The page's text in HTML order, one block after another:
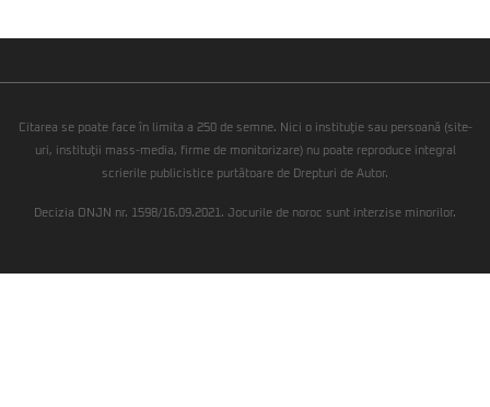
Citarea se poate face în limita a 250 de semne. Nici o instituţie sau persoană (site-
uri, instituţii mass-media, firme de monitorizare) nu poate reproduce integral
scrierile publicistice purtătoare de Drepturi de Autor.
Decizia ONJN nr. 1598/16.09.2021. Jocurile de noroc sunt interzise minorilor.